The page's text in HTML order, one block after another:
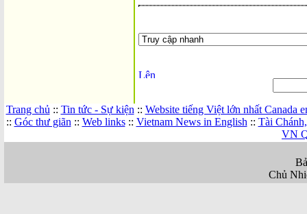
Trang chủ :: Tin tức - Sự kiện :: Website tiếng Việt lớn nhất Canada
:: Góc thư giãn :: Web links:: Vietnam News in English :: Tài
VN
Chủ